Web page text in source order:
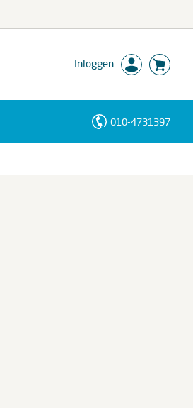
Inloggen
010-4731397